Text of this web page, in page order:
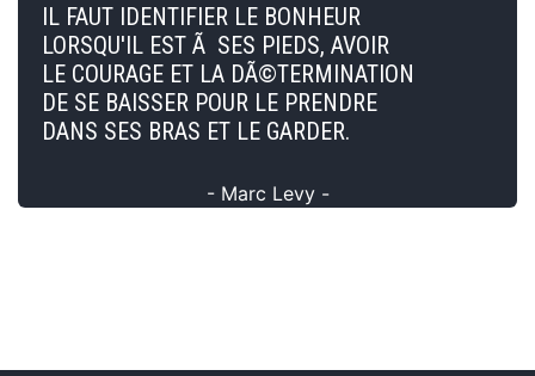
IL FAUT IDENTIFIER LE BONHEUR
LORSQU'IL EST Ã SES PIEDS, AVOIR
LE COURAGE ET LA DÃ©TERMINATION
DE SE BAISSER POUR LE PRENDRE
DANS SES BRAS ET LE GARDER.
- Marc Levy -